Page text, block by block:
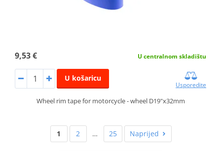
9,53 € U centralnom skladištu
U košaricu
Usporedite
Wheel rim tape for motorcycle - wheel D19"x32mm
1 2 … 25 Naprijed